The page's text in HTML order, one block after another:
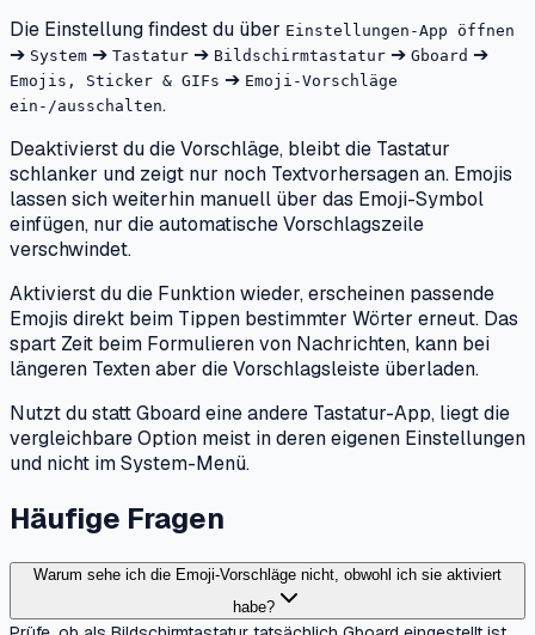
Die Einstellung findest du über Einstellungen-App öffnen
➔ System ➔ Tastatur ➔ Bildschirmtastatur ➔ Gboard ➔
Emojis, Sticker & GIFs ➔ Emoji-Vorschläge
ein-/ausschalten.
Deaktivierst du die Vorschläge, bleibt die Tastatur
schlanker und zeigt nur noch Textvorhersagen an. Emojis
lassen sich weiterhin manuell über das Emoji-Symbol
einfügen, nur die automatische Vorschlagszeile
verschwindet.
Aktivierst du die Funktion wieder, erscheinen passende
Emojis direkt beim Tippen bestimmter Wörter erneut. Das
spart Zeit beim Formulieren von Nachrichten, kann bei
längeren Texten aber die Vorschlagsleiste überladen.
Nutzt du statt Gboard eine andere Tastatur-App, liegt die
vergleichbare Option meist in deren eigenen Einstellungen
und nicht im System-Menü.
Häufige Fragen
Warum sehe ich die Emoji-Vorschläge nicht, obwohl ich sie aktiviert
habe?